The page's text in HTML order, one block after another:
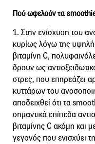
Πού ωφελούν τα
1. Στην ενίσχυση του
κυρίως λόγω της
βιταμίνη C,
δρουν ως
στρες, που επηρεάζει
κυττάρων του
αποδειχθεί ότι τα
σημαντικά επίπεδα
βιταμίνης C ακόμη και
γεγονός που ενισχύει